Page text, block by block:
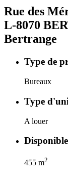
Rue des
L-8070
Bertrange
Type de
Bureaux
Type
A louer
Disponible
455 m2